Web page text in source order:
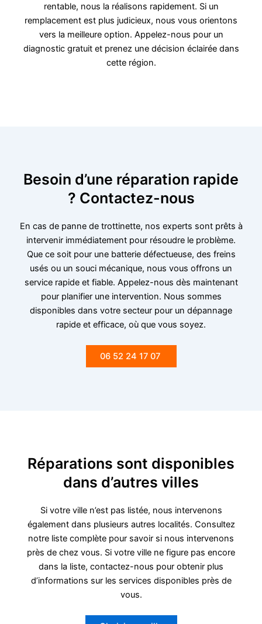
rentable, nous la réalisons rapidement. Si un
remplacement est plus judicieux, nous vous orientons
vers la meilleure option. Appelez-nous pour un
diagnostic gratuit et prenez une décision éclairée dans
cette région.
Besoin d’une réparation rapide
? Contactez-nous
En cas de panne de trottinette, nos experts sont prêts à
intervenir immédiatement pour résoudre le problème.
Que ce soit pour une batterie défectueuse, des freins
usés ou un souci mécanique, nous vous offrons un
service rapide et fiable. Appelez-nous dès maintenant
pour planifier une intervention. Nous sommes
disponibles dans votre secteur pour un dépannage
rapide et efficace, où que vous soyez.
06 52 24 17 07
Réparations sont disponibles
dans d’autres villes
Si votre ville n’est pas listée, nous intervenons
également dans plusieurs autres localités. Consultez
notre liste complète pour savoir si nous intervenons
près de chez vous. Si votre ville ne figure pas encore
dans la liste, contactez-nous pour obtenir plus
d’informations sur les services disponibles près de
vous.